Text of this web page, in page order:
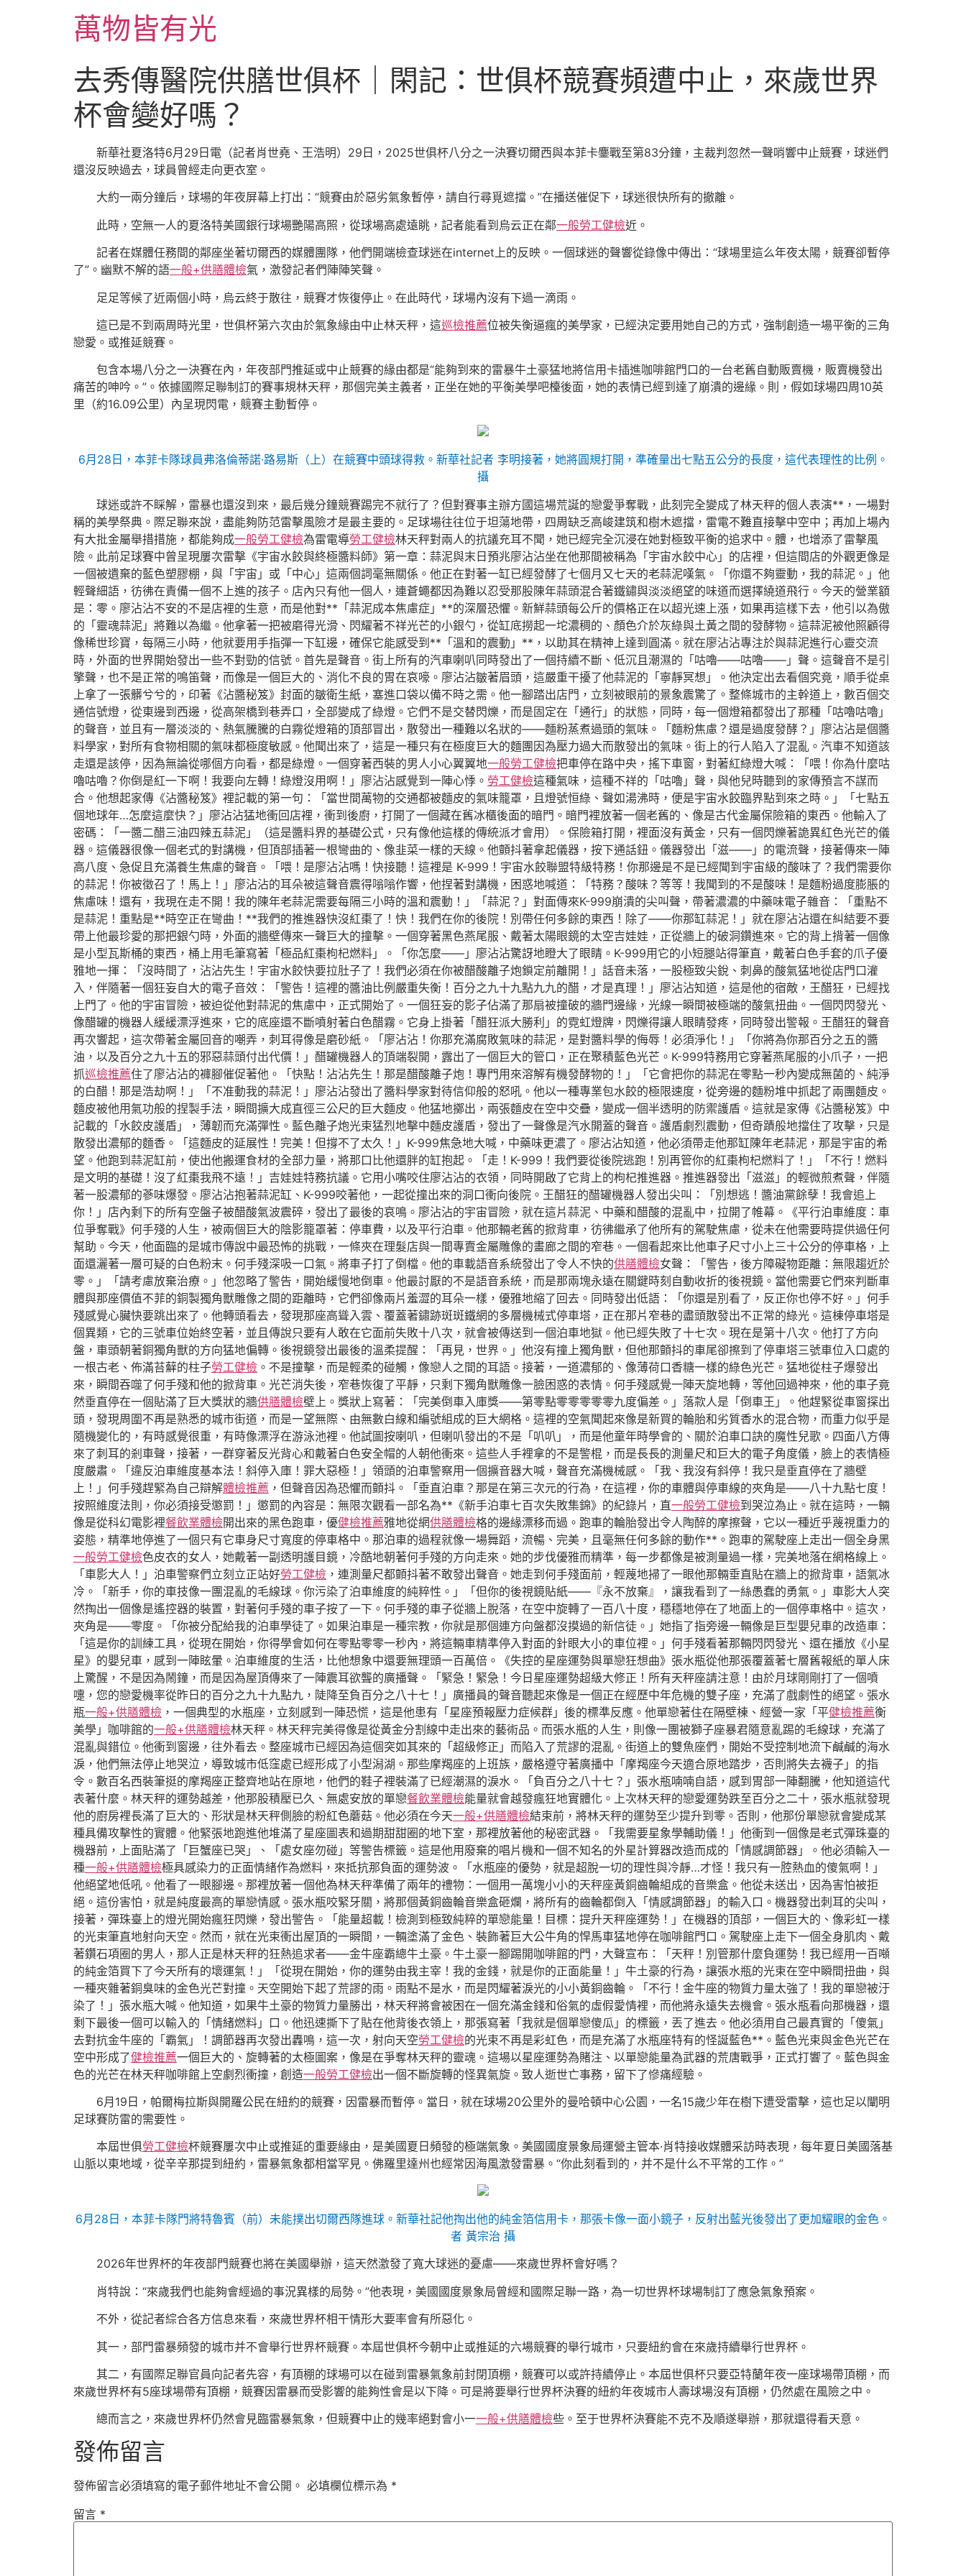
萬物皆有光
去秀傳醫院供膳世俱杯｜閑記：世俱杯競賽頻遭中止，來歲世界
杯會變好嗎？
新華社夏洛特6月29日電（記者肖世堯、王浩明）29日，2025世俱杯八分之一決賽切爾西與本菲卡鏖戰至第83分鐘，主裁判忽然一聲哨響中止競賽，球迷們
還沒反映過去，球員曾經走向更衣室。
大約一兩分鐘后，球場的年夜屏幕上打出：“競賽由於惡劣氣象暫停，請自行尋覓遮擋。”在播送催促下，球迷很快所有的撤離。
此時，空無一人的夏洛特美國銀行球場艷陽高照，從球場高處遠眺，記者能看到烏云正在鄰一般勞工健檢近。
記者在媒體任務間的鄰座坐著切爾西的媒體團隊，他們開端檢查球迷在internet上的反映。一個球迷的聲響從錄像中傳出：“球場里這么年夜太陽，競賽卻暫停
了”。幽默不解的語一般+供膳體檢氣，激發記者們陣陣笑聲。
足足等候了近兩個小時，烏云終于散往，競賽才恢復停止。在此時代，球場內沒有下過一滴雨。
這已是不到兩周時光里，世俱杯第六次由於氣象緣由中止林天秤，這巡檢推薦位被失衡逼瘋的美學家，已經決定要用她自己的方式，強制創造一場平衡的三角
戀愛。或推延競賽。
包含本場八分之一決賽在內，年夜部門推延或中止競賽的緣由都是“能夠到來的雷暴牛土豪猛地將信用卡插進咖啡館門口的一台老舊自動販賣機，販賣機發出
痛苦的呻吟。”。依據國際足聯制訂的賽事規林天秤，那個完美主義者，正坐在她的平衡美學吧檯後面，她的表情已經到達了崩潰的邊緣。則，假如球場四周10英
里（約16.09公里）內呈現閃電，競賽主動暫停。
6月28日，本菲卡隊球員弗洛倫蒂諾·路易斯（上）在競賽中頭球得救。新華社記者 李明接著，她將圓規打開，準確量出七點五公分的長度，這代表理性的比例。
攝
球迷或許不睬解，雷暴也還沒到來，最后幾分鐘競賽踢完不就行了？但對賽事主辦方國這場荒誕的戀愛爭奪戰，此刻完全變成了林天秤的個人表演**，一場對
稱的美學祭典。際足聯來說，盡能夠防范雷擊風險才是最主要的。足球場往往位于坦蕩地帶，四周缺乏高峻建筑和樹木遮擋，雷電不難直接擊中空中；再加上場內
有大批金屬舉措措施，都能夠成一般勞工健檢為雷電導勞工健檢林天秤對兩人的抗議充耳不聞，她已經完全沉浸在她對極致平衡的追求中。體，也增添了雷擊風
險。此前足球賽中曾呈現屢次雷擊《宇宙水餃與終極醬料師》第一章：蒜泥與末日預兆廖沾沾坐在他那間被稱為「宇宙水餃中心」的店裡，但這間店的外觀更像是
一個被遺棄的藍色塑膠棚，與「宇宙」或「中心」這兩個詞毫無關係。他正在對著一缸已經發酵了七個月又七天的老蒜泥嘆氣。「你還不夠靈動，我的蒜泥。」他
輕聲細語，彷彿在責備一個不上進的孩子。店內只有他一個人，連蒼蠅都因為難以忍受那股陳年蒜頭混合著鐵鏽與淡淡絕望的味道而選擇繞道飛行。今天的營業額
是：零。廖沾沾不安的不是店裡的生意，而是他對**「蒜泥成本焦慮症」**的深層恐懼。新鮮蒜頭每公斤的價格正在以超光速上漲，如果再這樣下去，他引以為傲
的「靈魂蒜泥」將難以為繼。他拿著一把被磨得光滑、閃耀著不祥光芒的小銀勺，從缸底撈起一坨濃稠的、顏色介於灰綠與土黃之間的發酵物。這蒜泥被他照顧得
像稀世珍寶，每隔三小時，他就要用手指彈一下缸邊，確保它能感受到**「溫和的震動」**，以助其在精神上達到圓滿。就在廖沾沾專注於與蒜泥進行心靈交流
時，外面的世界開始發出一些不對勁的信號。首先是聲音。街上所有的汽車喇叭同時發出了一個持續不斷、低沉且潮濕的「咕嚕——咕嚕——」聲。這聲音不是引
擎聲，也不是正常的鳴笛聲，而像是一個巨大的、消化不良的胃在哀嚎。廖沾沾皺著眉頭，這嚴重干擾了他蒜泥的「寧靜冥想」。他決定出去看個究竟，順手從桌
上拿了一張髒兮兮的，印著《沾醬秘笈》封面的皺衛生紙，塞進口袋以備不時之需。他一腳踏出店門，立刻被眼前的景象震驚了。整條城市的主幹道上，數百個交
通信號燈，從東邊到西邊，從高架橋到巷弄口，全部變成了綠燈。它們不是交替閃爍，而是固定在「通行」的狀態，同時，每一個燈箱都發出了那種「咕嚕咕嚕」
的聲音，並且有一層淡淡的、熱氣騰騰的白霧從燈箱的頂部冒出，散發出一種難以名狀的——麵粉蒸煮過頭的氣味。「麵粉焦慮？還是過度發酵？」廖沾沾是個醬
料學家，對所有食物相關的氣味都極度敏感。他聞出來了，這是一種只有在極度巨大的麵團因為壓力過大而散發出的氣味。街上的行人陷入了混亂。汽車不知道該
走還是該停，因為無論從哪個方向看，都是綠燈。一個穿著西裝的男人小心翼翼地一般勞工健檢把車停在路中央，搖下車窗，對著紅綠燈大喊：「喂！你為什麼咕
嚕咕嚕？你倒是紅一下啊！我要向左轉！綠燈沒用啊！」廖沾沾感覺到一陣心悸。 勞工健檢這種氣味，這種不祥的「咕嚕」聲，與他兒時聽到的家傳預言不謀而
合。他想起家傳《沾醬秘笈》裡記載的第一句：「當世間萬物的交通都被麵皮的氣味籠罩，且燈號恒綠、聲如湯沸時，便是宇宙水餃臨界點到來之時。」「七點五
個地球年…怎麼這麼快？」廖沾沾猛地衝回店裡，衝到後廚，打開了一個藏在舊冰櫃後面的暗門。暗門裡放著一個老舊的、像是古代金屬保險箱的東西。他輸入了
密碼：「一醬二醋三油四辣五蒜泥」（這是醬料界的基礎公式，只有像他這樣的傳統派才會用）。保險箱打開，裡面沒有黃金，只有一個閃爍著詭異紅色光芒的儀
器。這儀器很像一個老式的對講機，但頂部插著一根彎曲的、像韭菜一樣的天線。他顫抖著拿起儀器，按下通話鈕。儀器發出「滋——」的電流聲，接著傳來一陣
高八度、急促且充滿養生焦慮的聲音。「喂！是廖沾沾嗎！快接聽！這裡是 K-999！宇宙水餃聯盟特級特務！你那邊是不是已經聞到宇宙級的酸味了？我們需要你
的蒜泥！你被徵召了！馬上！」廖沾沾的耳朵被這聲音震得嗡嗡作響，他捏著對講機，困惑地喊道：「特務？酸味？等等！我聞到的不是酸味！是麵粉過度膨脹的
焦慮味！還有，我現在走不開！我的陳年老蒜泥需要每隔三小時的溫和震動！」「蒜泥？」對面傳來K-999崩潰的尖叫聲，帶著濃濃的中藥味電子雜音：「重點不
是蒜泥！重點是**時空正在彎曲！**我們的推進器快沒紅棗了！快！我們在你的後院！別帶任何多餘的東西！除了——你那缸蒜泥！」就在廖沾沾還在糾結要不要
帶上他最珍愛的那把銀勺時，外面的牆壁傳來一聲巨大的撞擊。一個穿著黑色燕尾服、戴著太陽眼鏡的太空吉娃娃，正從牆上的破洞鑽進來。它的背上揹著一個像
是小型瓦斯桶的東西，桶上用毛筆寫著「極品紅棗枸杞燃料」。「你怎麼——」廖沾沾驚訝地瞪大了眼睛。K-999用它的小短腿站得筆直，戴著白色手套的爪子優
雅地一揮：「沒時間了，沾沾先生！宇宙水餃快要拉肚子了！我們必須在你被醋酸離子炮鎖定前離開！」話音未落，一股極致尖銳、刺鼻的酸氣猛地從店門口灌
入，伴隨著一個狂妄自大的電子音效：「警告！這裡的醬油比例嚴重失衡！百分之九十九點九九的醋，才是真理！」廖沾沾知道，這是他的宿敵，王醋狂，已經找
上門了。他的宇宙冒險，被迫從他對蒜泥的焦慮中，正式開始了。一個狂妄的影子佔滿了那扇被撞破的牆門邊緣，光線一瞬間被極端的酸氣扭曲。一個閃閃發光、
像醋罐的機器人緩緩漂浮進來，它的底座還不斷噴射著白色醋霧。它身上掛著「醋狂派大勝利」的霓虹燈牌，閃爍得讓人眼睛發疼，同時發出警報。王醋狂的聲音
再次響起，這次帶著金屬回音的嘲弄，刺耳得像是磨砂紙。「廖沾沾！你那充滿腐敗氣味的蒜泥，是對醬料學的侮辱！必須淨化！」「你將為你那百分之五的醬
油，以及百分之九十五的邪惡蒜頭付出代價！」醋罐機器人的頂端裂開，露出了一個巨大的管口，正在聚積藍色光芒。K-999特務用它穿著燕尾服的小爪子，一把
抓巡檢推薦住了廖沾沾的褲腳催促著他。「快點！沾沾先生！那是醋酸離子炮！專門用來溶解有機發酵物的！」「它會把你的蒜泥在零點一秒內變成無菌的、純淨
的白醋！那是浩劫啊！」「不准動我的蒜泥！」廖沾沾發出了醬料學家對待信仰般的怒吼。他以一種專業包水餃的極限速度，從旁邊的麵粉堆中抓起了兩團麵皮。
麵皮被他用氣功般的捏製手法，瞬間擴大成直徑三公尺的巨大麵皮。他猛地擲出，兩張麵皮在空中交疊，變成一個半透明的防禦護盾。這就是家傳《沾醬秘笈》中
記載的「水餃皮護盾」，薄韌而充滿彈性。藍色離子炮光束猛烈地擊中麵皮護盾，發出了一聲像是汽水開蓋的聲音。護盾劇烈震動，但奇蹟般地擋住了攻擊，只是
散發出濃郁的麵香。「這麵皮的延展性！完美！但撐不了太久！」K-999焦急地大喊，中藥味更濃了。廖沾沾知道，他必須帶走他那缸陳年老蒜泥，那是宇宙的希
望。他跑到蒜泥缸前，使出他搬運食材的全部力量，將那口比他還胖的缸抱起。「走！K-999！我們要從後院逃跑！別再管你的紅棗枸杞燃料了！」「不行！燃料
是文明的基礎！沒了紅棗我飛不遠！」吉娃娃特務抗議。它用小嘴咬住廖沾沾的衣領，同時開啟了它背上的枸杞推進器。推進器發出「滋滋」的輕微煎煮聲，伴隨
著一股濃郁的蔘味爆發。廖沾沾抱著蒜泥缸、K-999咬著他，一起從撞出來的洞口衝向後院。王醋狂的醋罐機器人發出尖叫：「別想逃！醬油黨餘孽！我會追上
你！」店內剩下的所有空盤子被醋酸氣波震碎，發出了最後的哀鳴。廖沾沾的宇宙冒險，就在這片蒜泥、中藥和醋酸的混亂中，拉開了帷幕。《平行泊車維度：車
位爭奪戰》何手殘的人生，被兩個巨大的陰影籠罩著：停車費，以及平行泊車。他那輛老舊的掀背車，彷彿繼承了他所有的駕駛焦慮，從未在他需要時提供過任何
幫助。今天，他面臨的是城市傳說中最恐怖的挑戰，一條夾在理髮店與一間專賣金屬雕像的畫廊之間的窄巷。一個看起來比他車子尺寸小上三十公分的停車格，上
面還灑著一層可疑的白色粉末。何手殘深吸一口氣。將車子打了倒檔。他的車載語音系統發出了令人不快的供膳體檢女聲：「警告，後方障礙物距離：無限趨近於
零。」「請考慮放棄治療。」他忽略了警告，開始緩慢地倒車。他最討厭的不是語音系統，而是那兩塊永遠在關鍵時刻自動收折的後視鏡。當他需要它們來判斷車
體與那座價值不菲的銅製獨角獸雕像之間的距離時，它們卻像兩片羞澀的耳朵一樣，優雅地縮了回去。同時發出低語：「你還是別看了，反正你也停不好。」何手
殘感覺心臟快要跳出來了。他轉頭看去，發現那座高聳入雲、覆蓋著鏽跡斑斑鐵網的多層機械式停車塔，正在那片窄巷的盡頭散發出不正常的綠光。這棟停車塔是
個異類，它的三號車位始終空著，並且傳說只要有人敢在它面前失敗十八次，就會被傳送到一個泊車地獄。他已經失敗了十七次。現在是第十八次。他打了方向
盤，車頭朝著銅獨角獸的方向猛地偏轉。後視鏡發出最後的溫柔提醒：「再見，世界。」他沒有撞上獨角獸，但他那顫抖的車尾卻擦到了停車塔三號車位入口處的
一根古老、佈滿苔蘚的柱子勞工健檢 。不是撞擊，而是輕柔的碰觸，像戀人之間的耳語。接著，一道濃郁的、像薄荷口香糖一樣的綠色光芒。猛地從柱子爆發出
來，瞬間吞噬了何手殘和他的掀背車。光芒消失後，窄巷恢復了平靜，只剩下獨角獸雕像一臉困惑的表情。何手殘感覺一陣天旋地轉，等他回過神來，他的車子竟
然垂直停在一個貼滿了巨大獎狀的牆供膳體檢壁上。獎狀上寫著：「完美倒車入庫獎——第零點零零零零零九度偏差。」落款人是「倒車王」。他趕緊從車窗探出
頭，發現周圍不再是熟悉的城市街道，而是一望無際、由無數白線和編號組成的巨大網格。這裡的空氣聞起來像是新買的輪胎和劣質香水的混合物，而重力似乎是
隨機變化的，有時感覺很重，有時像漂浮在游泳池裡。他試圖按喇叭，但喇叭發出的不是「叭叭」，而是他童年時學會的、關於泊車口訣的魔性兒歌。四面八方傳
來了刺耳的剎車聲，接著，一群穿著反光背心和戴著白色安全帽的人朝他衝來。這些人手裡拿的不是警棍，而是長長的測量尺和巨大的電子角度儀，臉上的表情極
度嚴肅。「違反泊車維度基本法！斜停入庫！罪大惡極！」領頭的泊車警察用一個擴音器大喊，聲音充滿機械感。「我、我沒有斜停！我只是垂直停在了牆壁
上！」何手殘趕緊為自己辯解體檢推薦 ，但聲音因為恐懼而顫抖。「垂直泊車？那是在第三次元的行為，在這裡，你的車體與停車線的夾角是——八十九點七度！
按照維度法則，你必須接受懲罰！」懲罰的內容是：無限次觀看一部名為**《新手泊車七百次失敗集錦》的紀錄片，直一般勞工健檢到哭泣為止。就在這時，一輛
像是從科幻電影裡餐飲業體檢開出來的黑色跑車，優健檢推薦雅地從網供膳體檢格的邊緣漂移而過。跑車的輪胎發出令人陶醉的摩擦聲，它以一種近乎蔑視重力的
姿態，精準地停進了一個只有它車身尺寸寬度的停車格中。那泊車的過程就像一場舞蹈，流暢、完美，且毫無任何多餘的動作**。跑車的駕駛座上走出一個全身黑
一般勞工健檢色皮衣的女人，她戴著一副透明護目鏡，冷酷地朝著何手殘的方向走來。她的步伐優雅而精準，每一步都像是被測量過一樣，完美地落在網格線上。
「車影大人！」泊車警察們立刻立正站好勞工健檢 ，連測量尺都顫抖著不敢發出聲音。她走到何手殘面前，輕蔑地掃了一眼他那輛垂直貼在牆上的掀背車，語氣冰
冷。「新手，你的車技像一團混亂的毛線球。你污染了泊車維度的純粹性。」「但你的後視鏡貼紙——『永不放棄』，讓我看到了一絲愚蠢的勇氣。」車影大人突
然掏出一個像是遙控器的裝置，對著何手殘的車子按了一下。何手殘的車子從牆上脫落，在空中旋轉了一百八十度，穩穩地停在了地面上的一個停車格中。這次，
夾角是——零度。「你被分配給我的泊車學徒了。如果泊車是一種宗教，你就是那個連方向盤都沒摸過的新信徒。」她指了指旁邊一輛像是巨型嬰兒車的改造車：
「這是你的訓練工具，從現在開始，你得學會如何在零點零零一秒內，將這輛車精準停入對面的針眼大小的車位裡。」何手殘看著那輛閃閃發光、還在播放《小星
星》的嬰兒車，感到一陣眩暈。泊車維度的生活，比他想象中還要無理頭一百萬倍。《失控的星座運勢與單戀狂想曲》張水瓶從他那張覆蓋著七層舊報紙的單人床
上驚醒，不是因為鬧鐘，而是因為屋頂傳來了一陣震耳欲聾的廣播聲。「緊急！緊急！今日星座運勢超級大修正！所有天秤座請注意！由於月球剛剛打了一個噴
嚏，您的戀愛機率從昨日的百分之九十九點九，陡降至負百分之八十七！」廣播員的聲音聽起來像是一個正在經歷中年危機的雙子座，充滿了戲劇性的絕望。張水
瓶一般+供膳體檢 ，一個典型的水瓶座，立刻感到一陣恐慌，這是他患有「星座預報壓力症候群」後的標準反應。他單戀著住在隔壁棟、經營一家「平健檢推薦衡
美學」咖啡館的一般+供膳體檢林天秤。林天秤完美得像是從黃金分割線中走出來的藝術品。而張水瓶的人生，則像一團被獅子座暴君隨意亂踢的毛線球，充滿了
混亂與錯位。他衝到窗邊，往外看去。整座城市已經因為這個突如其來的「超級修正」而陷入了荒謬的混亂。街道上的雙魚座們，開始不受控制地流下鹹鹹的海水
淚，他們無法停止地哭泣，導致城市低窪處已經形成了小型潟湖。那些摩羯座的上班族，嚴格遵守著廣播中「摩羯座今天適合原地踏步，否則將失去襪子」的指
令。數百名西裝筆挺的摩羯座正整齊地站在原地，他們的鞋子裡裝滿了已經潮濕的淚水。「負百分之八十七？」張水瓶喃喃自語，感到胃部一陣翻騰，他知道這代
表著什麼。林天秤的運勢越差，他那股積壓已久、無處安放的單戀餐飲業體檢能量就會越發瘋狂地實體化。上次林天秤的戀愛運勢跌至百分之二十，張水瓶就發現
他的廚房裡長滿了巨大的、形狀是林天秤側臉的粉紅色蘑菇。他必須在今天一般+供膳體檢結束前，將林天秤的運勢至少提升到零。否則，他那份單戀就會變成某
種具備攻擊性的實體。他緊張地跑進他堆滿了星座圖表和過期甜甜圈的地下室，那裡放著他的秘密武器。「我需要星象學輔助儀！」他衝到一個像是老式彈珠臺的
機器前，上面貼滿了「巨蟹座已哭」、「處女座勿碰」等警告標籤。這是他用廢棄的唱片機和一個不知名的外星計算器改造而成的「情感調節器」。他必須輸入一
種一般+供膳體檢極具感染力的正面情緒作為燃料，來抵抗那負面的運勢波。「水瓶座的優勢，就是超脫一切的理性與冷靜…才怪！我只有一腔熱血的傻氣啊！」
他絕望地低吼。他看了一眼腳邊。那裡放著一個他為林天秤準備了兩年的禮物：一個用一萬塊小小的天秤座黃銅齒輪組成的音樂盒。他從未送出，因為害怕被拒
絕。這份害怕，就是純度最高的單戀情感。張水瓶咬緊牙關，將那個黃銅齒輪音樂盒砸爛，將所有的齒輪都倒入「情感調節器」的輸入口。機器發出刺耳的尖叫，
接著，彈珠臺上的燈光開始瘋狂閃爍，發出警告。「能量超載！檢測到極致純粹的單戀能量！目標：提升天秤座運勢！」在機器的頂部，一個巨大的、像彩虹一樣
的光束筆直地射向天空。然而，就在光束衝出屋頂的一瞬間，一輛塗滿了金色、裝飾著巨大公牛角的悍馬車猛地停在咖啡館門口。駕駛座上走下一個全身肌肉、戴
著鑽石項圈的男人，那人正是林天秤的狂熱追求者——金牛座霸總牛土豪。牛土豪一腳踢開咖啡館的門，大聲宣布：「天秤！別管那什麼負運勢！我已經用一百噸
的純金箔買下了今天所有的壞運氣！」「從現在開始，你的運勢由我主宰！我的金錢，就是你的正面能量！」牛土豪的行為，讓張水瓶的光束在空中瞬間扭曲，與
一種夾雜著銅臭味的金色光芒對撞。天空開始下起了荒謬的雨。雨點不是水，而是閃耀著淚光的小小黃銅齒輪。「不行！金牛座的物質力量太強了！我的單戀被汙
染了！」張水瓶大喊。他知道，如果牛土豪的物質力量勝出，林天秤將會被困在一個充滿金錢和俗氣的虛假愛情裡，而他將永遠失去機會。張水瓶看向那機器，還
剩下最後一個可以輸入的「情緒燃料」口。他迅速撕下了貼在他背後衣領上，那張寫著「我就是個單戀傻瓜」的標籤，丟了進去。他必須用自己最真實的「傻氣」
去對抗金牛座的「霸氣」！調節器再次發出轟鳴，這一次，射向天空勞工健檢的光束不再是彩虹色，而是充滿了水瓶座特有的怪誕藍色**。藍色光束與金色光芒在
空中形成了健檢推薦一個巨大的、旋轉著的太極圖案，像是在爭奪林天秤的靈魂。這場以星座運勢為賭注、以單戀能量為武器的荒唐戰爭，正式打響了。藍色與金
色的光芒在林天秤咖啡館上空劇烈衝撞，創造一般勞工健檢出一個不斷旋轉的怪異氣旋。致人逝世亡事務，留下了慘痛經驗。
6月19日，帕爾梅拉斯與開羅公民在紐約的競賽，因雷暴而暫停。當日，就在球場20公里外的曼哈頓中心公園，一名15歲少年在樹下遭受雷擊，這也足以闡明
足球賽防雷的需要性。
本屆世俱勞工健檢杯競賽屢次中止或推延的重要緣由，是美國夏日頻發的極端氣象。美國國度景象局運營主管本·肖特接收媒體采訪時表現，每年夏日美國落基
山脈以東地域，從辛辛那提到紐約，雷暴氣象都相當罕見。佛羅里達州也經常因海風激發雷暴。“你此刻看到的，并不是什么不平常的工作。”
6月28日，本菲卡隊門將特魯賓（前）未能撲出切爾西隊進球。新華社記他掏出他的純金箔信用卡，那張卡像一面小鏡子，反射出藍光後發出了更加耀眼的金色。
者 黃宗治 攝
2026年世界杯的年夜部門競賽也將在美國舉辦，這天然激發了寬大球迷的憂慮——來歲世界杯會好嗎？
肖特說：“來歲我們也能夠會經過的事況異樣的局勢。”他表現，美國國度景象局曾經和國際足聯一路，為一切世界杯球場制訂了應急氣象預案。
不外，從記者綜合各方信息來看，來歲世界杯相干情形大要率會有所惡化。
其一，部門雷暴頻發的城市并不會舉行世界杯競賽。本屆世俱杯今朝中止或推延的六場競賽的舉行城市，只要紐約會在來歲持續舉行世界杯。
其二，有國際足聯官員向記者先容，有頂棚的球場可以在碰到雷暴氣象前封閉頂棚，競賽可以或許持續停止。本屆世俱杯只要亞特蘭年夜一座球場帶頂棚，而
來歲世界杯有5座球場帶有頂棚，競賽因雷暴而受影響的能夠性會是以下降。可是將要舉行世界杯決賽的紐約年夜城市人壽球場沒有頂棚，仍然處在風險之中。
總而言之，來歲世界杯仍然會見臨雷暴氣象，但競賽中止的幾率絕對會小一一般+供膳體檢些。至于世界杯決賽能不克不及順遂舉辦，那就還得看天意。
發佈留言
發佈留言必須填寫的電子郵件地址不會公開。 必填欄位標示為 *
留言 *